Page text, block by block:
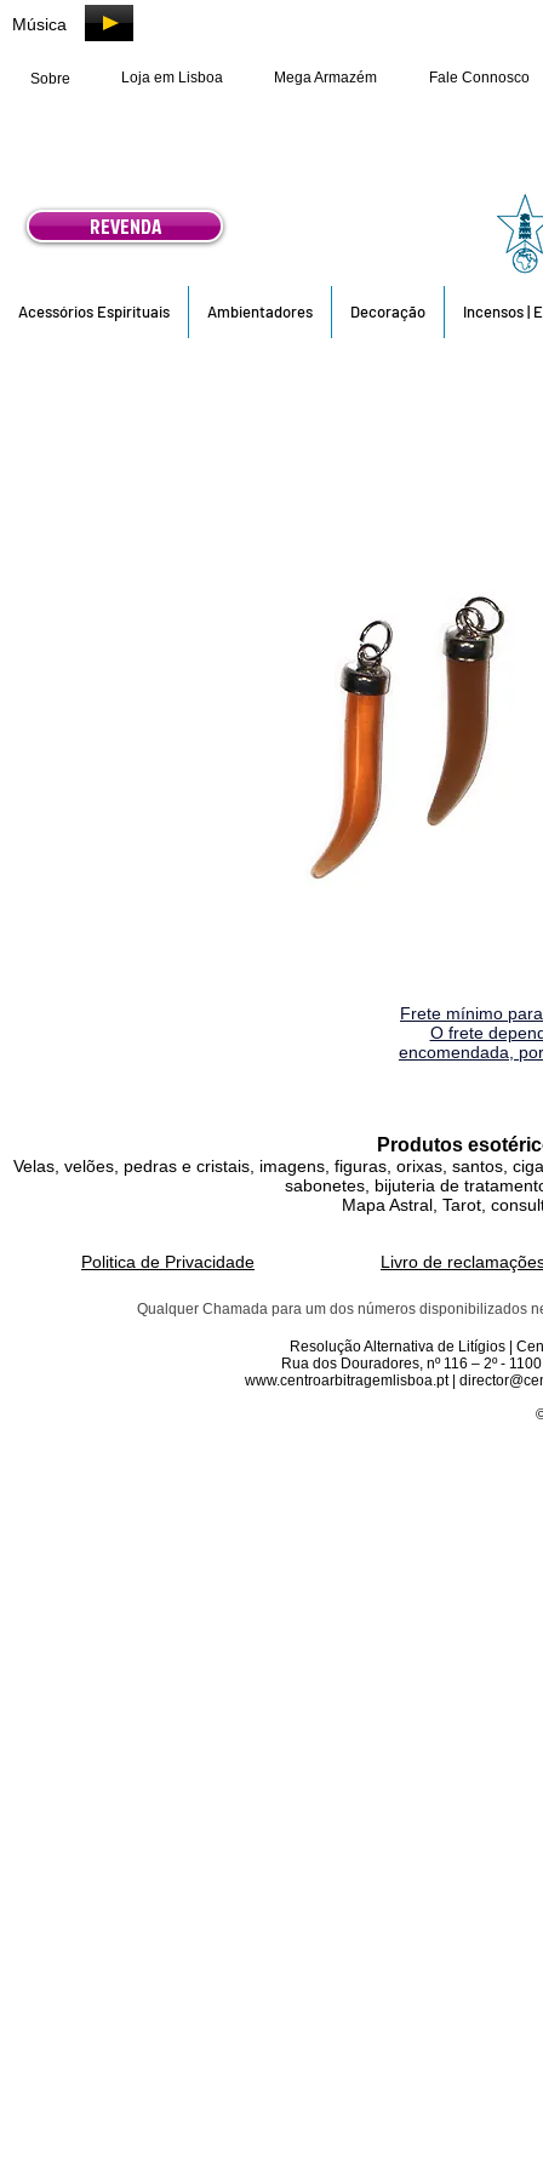
Música
Sobre Loja em Lisboa Mega Armazém Fale Connosco
REVENDA
Acessórios Espirituais Ambientadores Decoração Incensos |
Frete mínimo
O frete
encomendada,
Produtos
Velas, velões, pedras e cristais, imagens, figuras, orixas, santos,
sabonetes, bijuteria de
Mapa Astral, Tarot,
Politica de Privacidade Livro de
Qualquer Chamada para um dos números disponibilizados
Resolução Alternativa de Litígios |
Rua dos Douradores, nº 116 – 2º -
www.centroarbitragemlisboa.pt |